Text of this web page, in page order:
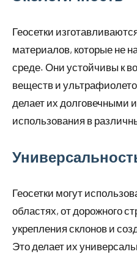
Геосетки
материалов, которые не
среде. Они устойчивы к
веществ и
делает их долговечными
использования в
Геосетки могут
областях, от дорожного
укрепления склонов и
Это делает их